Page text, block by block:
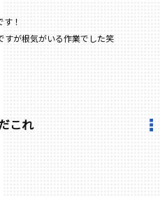
！
すが根気がいる作業でした笑
これ